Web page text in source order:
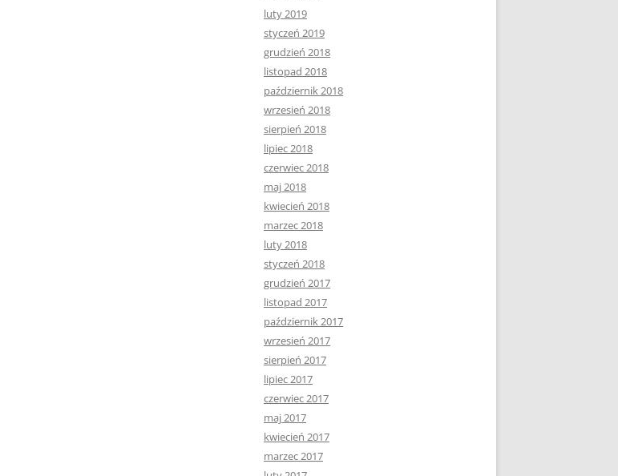
luty 2019
styczeń 2019
grudzień 2018
listopad 2018
październik 2018
wrzesień 2018
sierpień 2018
lipiec 2018
czerwiec 2018
maj 2018
kwiecień 2018
marzec 2018
luty 2018
styczeń 2018
grudzień 2017
listopad 2017
październik 2017
wrzesień 2017
sierpień 2017
lipiec 2017
czerwiec 2017
maj 2017
kwiecień 2017
marzec 2017